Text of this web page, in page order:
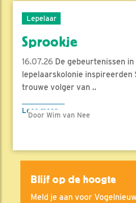
Lepelaar
Sprookje
16.07.26 De gebeurtenissen in
lepelaarskolonie inspireerden
trouwe volger van ..
Lees meer
Door Wim van Nee
Blijf op de hoogte
Meld je aan voor